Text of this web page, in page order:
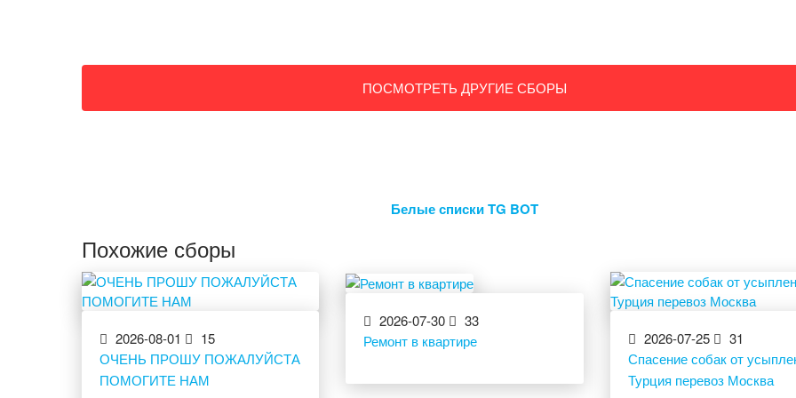
ПОСМОТРЕТЬ ДРУГИЕ СБОРЫ
Белые списки TG BOT
Похожие сборы
2026-08-01
15
ОЧЕНЬ ПРОШУ ПОЖАЛУЙСТА
ПОМОГИТЕ НАМ
2026-07-30
33
Ремонт в квартире
2026-07-25
31
Спасение собак от
Турция перевоз Москва